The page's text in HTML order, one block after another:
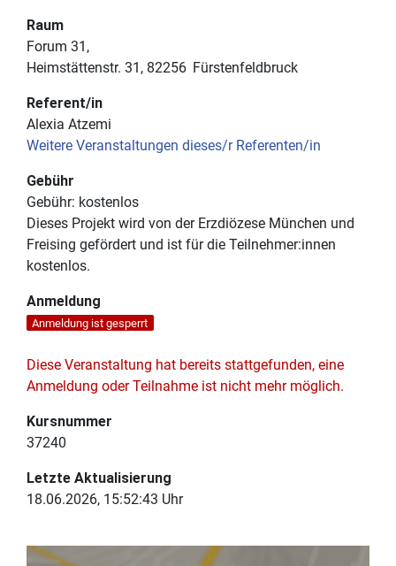
Raum
Forum 31
Heimstättenstr. 31 82256 Fürstenfeldbruck
Referent/in
Alexia Atzemi
Weitere Veranstaltungen dieses/r Referenten/in
Gebühr
Gebühr: kostenlos
Dieses Projekt wird von der Erzdiözese München und
Freising gefördert und ist für die Teilnehmer:innen
kostenlos.
Anmeldung
Anmeldung ist gesperrt
Diese Veranstaltung hat bereits stattgefunden, eine
Anmeldung oder Teilnahme ist nicht mehr möglich.
Kursnummer
37240
Letzte Aktualisierung
18.06.2026, 15:52:43 Uhr